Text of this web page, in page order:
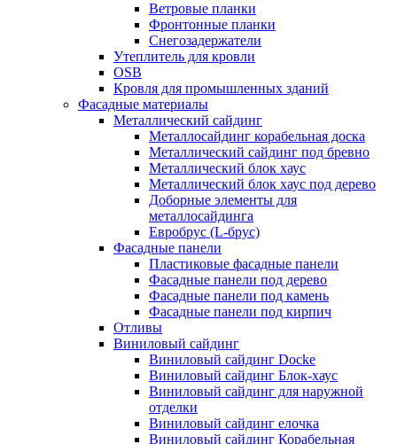
Ветровые планки
Фронтонные планки
Снегозадержатели
Утеплитель для кровли
OSB
Кровля для промышленных зданий
Фасадные материалы
Металлический сайдинг
Металлосайдинг корабельная доска
Металлический сайдинг под бревно
Металлический блок хаус
Металлический блок хаус под дерево
Доборные элементы для
металлосайдинга
Евробрус (L-брус)
Фасадные панели
Пластиковые фасадные панели
Фасадные панели под дерево
Фасадные панели под камень
Фасадные панели под кирпич
Отливы
Виниловый сайдинг
Виниловый сайдинг Docke
Виниловый сайдинг Блок-хаус
Виниловый сайдинг для наружной
отделки
Виниловый сайдинг елочка
Виниловый сайдинг Корабельная